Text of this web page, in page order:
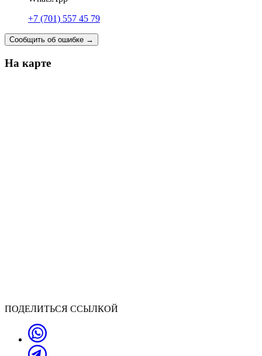
+7 (701) 557 45 79
Сообщить об ошибке →
На карте
ПОДЕЛИТЬСЯ ССЫЛКОЙ